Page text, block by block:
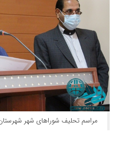
مراسم تحلیف شوراهای شهر